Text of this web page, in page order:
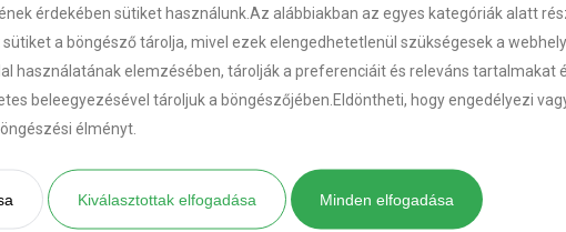
érdekében sütiket használunk.Az alábbiakban az egyes kategóriák alatt
a böngésző tárolja, mivel ezek elengedhetetlenül szükségesek a
használatának elemzésében, tárolják a preferenciáit és releváns tartalmakat
beleegyezésével tároljuk a böngészőjében.Eldöntheti, hogy engedélyezi
élményt.
Kiválasztottak elfogadása Minden elfogadása
[DIAVETÍTÉS INDÍTÁSA]